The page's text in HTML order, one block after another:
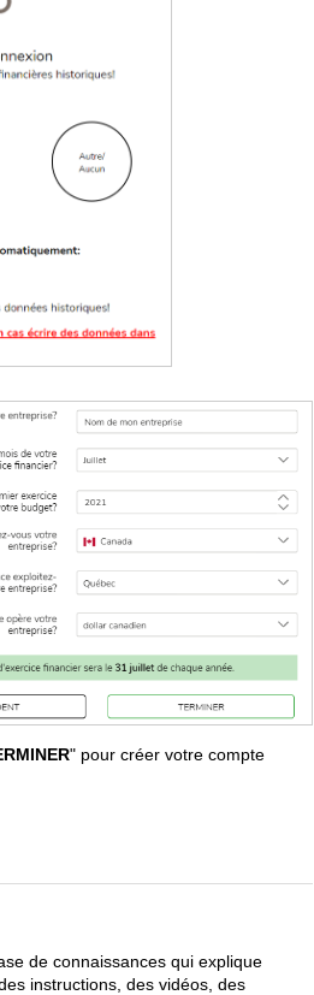
" pour créer votre compte
de connaissances qui explique
instructions, des vidéos, des